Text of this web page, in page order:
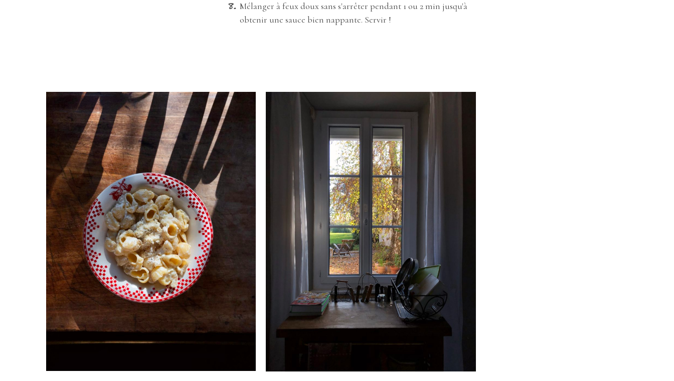
Mélanger à feux doux sans s'arrêter pendant 1 ou 2 min jusqu'à
obtenir une sauce bien nappante. Servir !